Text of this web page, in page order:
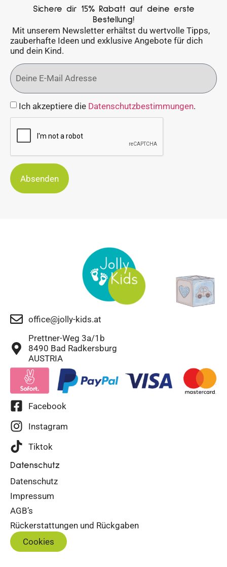
Sichere dir 15% Rabatt auf deine erste
Bestellung!
Mit unserem Newsletter erhältst du wertvolle Tipps,
zauberhafte Ideen und exklusive Angebote für dich
und dein Kind.
Ich akzeptiere die Datenschutzbestimmungen.
Absenden
office@jolly-kids.at
Prettner-Weg 3a/1b
8490 Bad Radkersburg
AUSTRIA
Facebook
Instagram
Tiktok
Datenschutz
Datenschutz
Impressum
AGB’s
Rückerstattungen und Rückgaben
Cookies